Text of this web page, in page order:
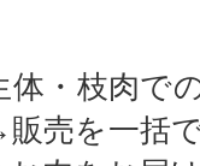
・枝肉で
売を一括